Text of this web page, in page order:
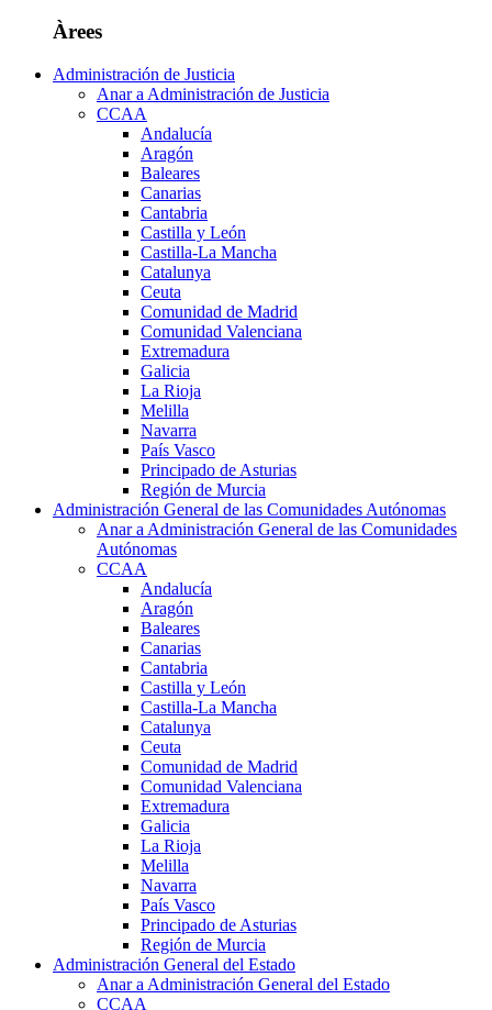
Àrees
Administración de Justicia
Anar a Administración de Justicia
CCAA
Andalucía
Aragón
Baleares
Canarias
Cantabria
Castilla y León
Castilla-La Mancha
Catalunya
Ceuta
Comunidad de Madrid
Comunidad Valenciana
Extremadura
Galicia
La Rioja
Melilla
Navarra
País Vasco
Principado de Asturias
Región de Murcia
Administración General de las Comunidades Autónomas
Anar a Administración General de las Comunidades
Autónomas
CCAA
Andalucía
Aragón
Baleares
Canarias
Cantabria
Castilla y León
Castilla-La Mancha
Catalunya
Ceuta
Comunidad de Madrid
Comunidad Valenciana
Extremadura
Galicia
La Rioja
Melilla
Navarra
País Vasco
Principado de Asturias
Región de Murcia
Administración General del Estado
Anar a Administración General del Estado
CCAA